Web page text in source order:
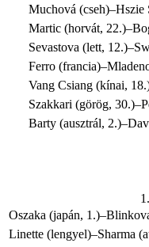
Muchová
Martic (horvát,
Sevastova (lett,
Ferro
Vang Csiang (kínai,
Szakkari (görög,
Barty (ausztrál,
Oszaka (japán,
Linette (lengyel)–Sharma